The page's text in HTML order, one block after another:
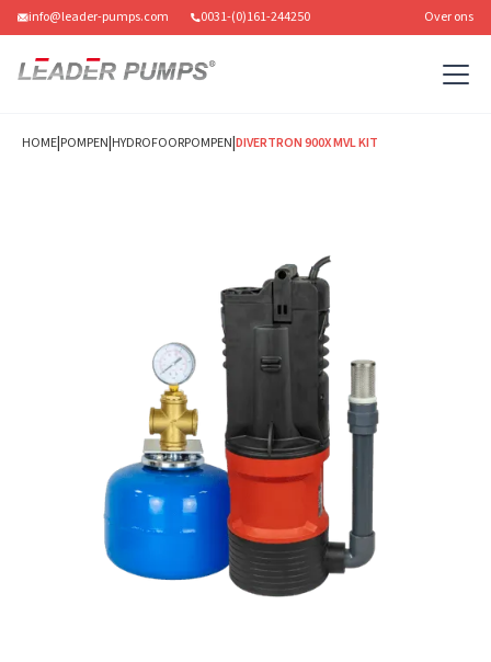
info@leader-pumps.com 0031-(0)161-244250 Over ons
HOME|POMPEN|HYDROFOORPOMPEN|DIVERTRON 900X MVL KIT